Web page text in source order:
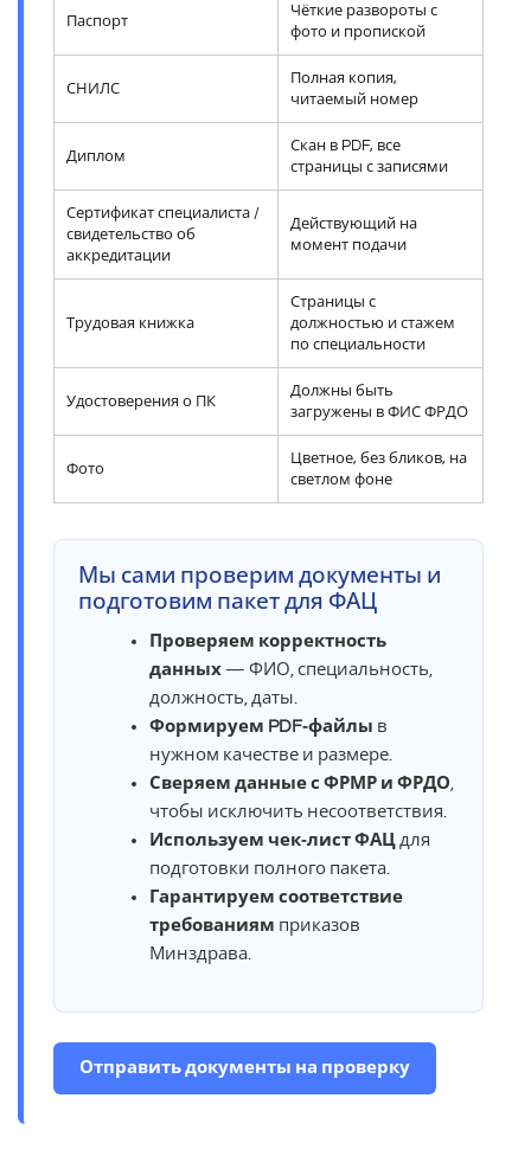
Паспорт
Чёткие развороты с
фото и пропиской
СНИЛС
Полная копия,
читаемый номер
Диплом
Скан в PDF, все
страницы с записями
Сертификат специалиста /
свидетельство об
аккредитации
Действующий на
момент подачи
Трудовая книжка
Страницы с
должностью и стажем
по специальности
Удостоверения о ПК
Должны быть
загружены в ФИС ФРДО
Фото
Цветное, без бликов, на
светлом фоне
Мы сами проверим документы и
подготовим пакет для ФАЦ
Проверяем корректность
данных — ФИО, специальность,
должность, даты.
Формируем PDF‑файлы в
нужном качестве и размере.
Сверяем данные с ФРМР и ФРДО
чтобы исключить несоответствия.
Используем чек‑лист ФАЦ для
подготовки полного пакета.
Гарантируем соответствие
требованиям приказов
Минздрава.
Отправить документы на проверку